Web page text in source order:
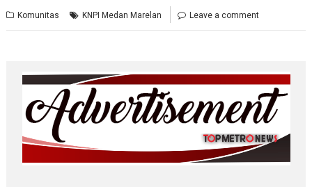
Komunitas KNPI Medan Marelan Leave a comment